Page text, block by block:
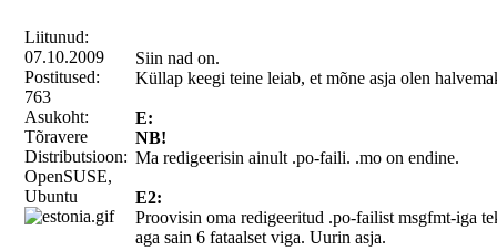
Liitunud:
07.10.2009
Postitused:
763
Asukoht:
Tõravere
Distributsioon:
OpenSUSE,
Ubuntu
Siin nad on.
Küllap keegi teine leiab, et mõne asja olen
E:
NB!
Ma redigeerisin ainult .po-faili. .mo on endine.
E2:
Proovisin oma redigeeritud .po-failist msgfmt-iga
aga sain 6 fataalset viga. Uurin asja.